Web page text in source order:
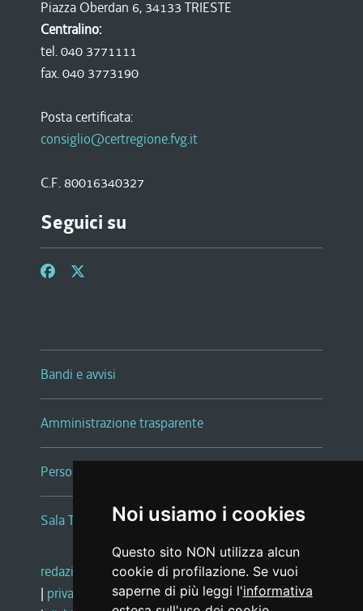
Noi usiamo i cookies
Questo sito NON utilizza alcun
cookie di profilazione. Se vuoi
saperne di più leggi l'informativa
Piazza Oberdan 6, 34133 TRIESTE
Centralino:
tel. 040 3771111
fax. 040 3773190
Posta certificata:
consiglio@certregione.fvg.it
C.F. 80016340327
Seguici su
Bandi e avvisi
Amministrazione trasparente
Persone e Uffici
Sala Tiziano Tessitori
redazione web |note legali |glossario
| privacy
social media policy